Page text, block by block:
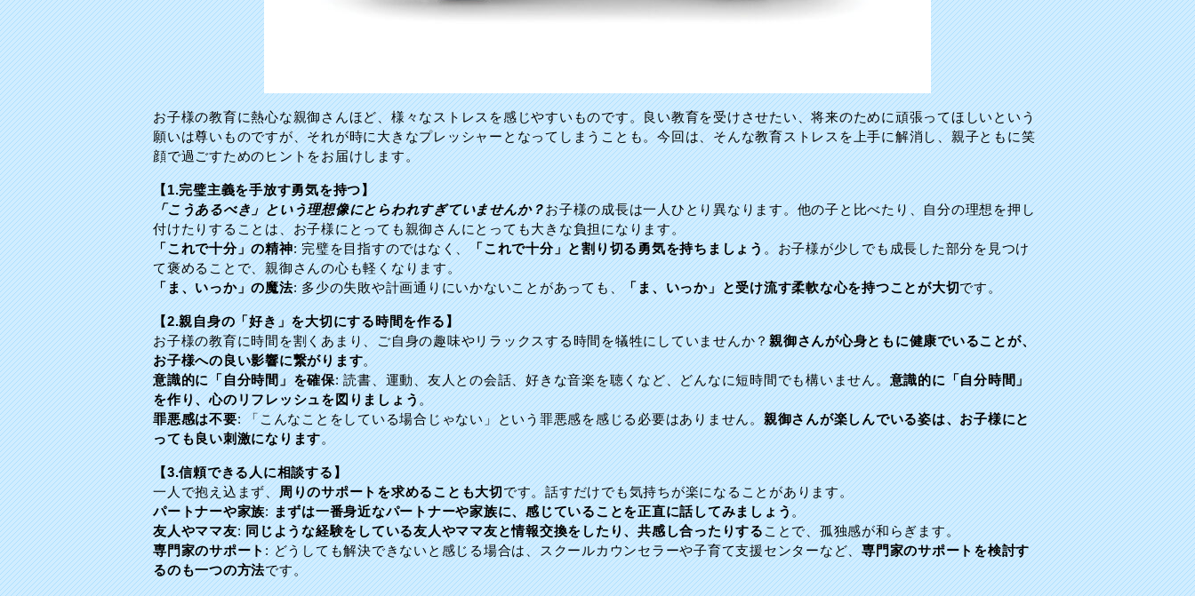
お子様の教育に熱心な親御さんほど、様々なストレスを感じやすいものです。良い教育を受けさせたい、将来のために頑張ってほしいという
願いは尊いものですが、それが時に大きなプレッシャーとなってしまうことも。今回は、そんな教育ストレスを上手に解消し、親子ともに笑
顔で過ごすためのヒントをお届けします。
【1.完璧主義を手放す勇気を持つ】
「こうあるべき」という理想像にとらわれすぎていませんか？お子様の成長は一人ひとり異なります。他の子と比べたり、自分の理想を押し
付けたりすることは、お子様にとっても親御さんにとっても大きな負担になります。
「これで十分」の精神: 完璧を目指すのではなく、「これで十分」と割り切る勇気を持ちましょう。お子様が少しでも成長した部分を見つけ
て褒めることで、親御さんの心も軽くなります。
「ま、いっか」の魔法: 多少の失敗や計画通りにいかないことがあっても、「ま、いっか」と受け流す柔軟な心を持つことが大切です。
【2.親自身の「好き」を大切にする時間を作る】
お子様の教育に時間を割くあまり、ご自身の趣味やリラックスする時間を犠牲にしていませんか？親御さんが心身ともに健康でいることが、
お子様への良い影響に繋がります。
意識的に「自分時間」を確保: 読書、運動、友人との会話、好きな音楽を聴くなど、どんなに短時間でも構いません。意識的に「自分時間」
を作り、心のリフレッシュを図りましょう。
罪悪感は不要: 「こんなことをしている場合じゃない」という罪悪感を感じる必要はありません。親御さんが楽しんでいる姿は、お子様にと
っても良い刺激になります。
【3.信頼できる人に相談する】
一人で抱え込まず、周りのサポートを求めることも大切です。話すだけでも気持ちが楽になることがあります。
パートナーや家族:まずは一番身近なパートナーや家族に、感じていることを正直に話してみましょう。
友人やママ友:同じような経験をしている友人やママ友と情報交換をしたり、共感し合ったりすることで、孤独感が和らぎます。
専門家のサポート: どうしても解決できないと感じる場合は、スクールカウンセラーや子育て支援センターなど、専門家のサポートを検討す
るのも一つの方法です。